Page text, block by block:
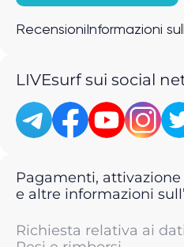
Recensioni Informazioni
LIVEsurf sui social
Pagamenti,
e altre informazioni
Richiesta relativa ai